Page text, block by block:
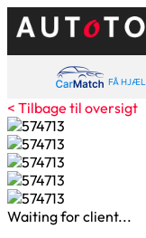
FÅ
< Tilbage til oversigt
Waiting for client...